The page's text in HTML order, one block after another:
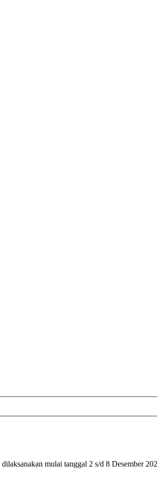
mulai tanggal 2 s/d 8 Desember